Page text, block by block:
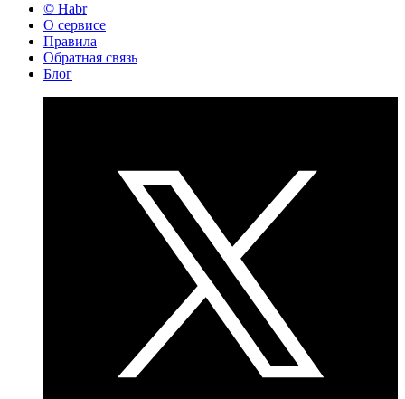
© Habr
О сервисе
Правила
Обратная связь
Блог